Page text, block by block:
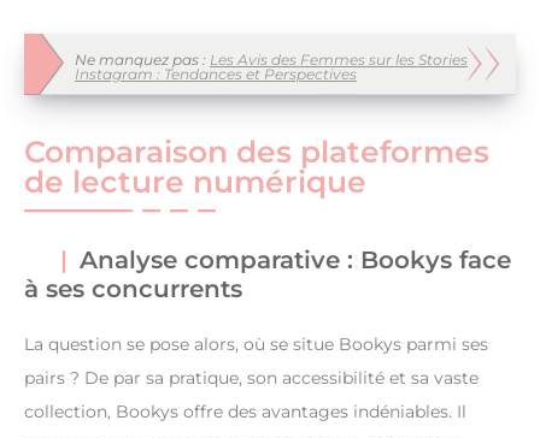
Ne manquez pas : Les Avis des Femmes sur les Stories
Instagram : Tendances et Perspectives
Comparaison des plateformes
de lecture numérique
Analyse comparative : Bookys face
à ses concurrents
La question se pose alors, où se situe Bookys parmi ses
pairs ? De par sa pratique, son accessibilité et sa vaste
collection, Bookys offre des avantages indéniables. Il